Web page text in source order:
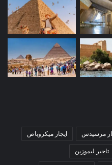
مرسيدس ايجار ميكروباص
تاجير ليموزين